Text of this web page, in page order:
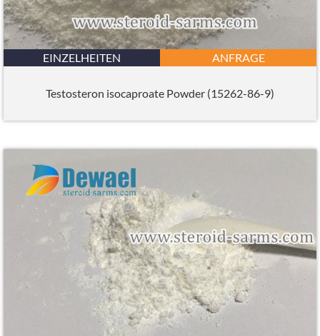
EINZELHEITEN ANFRAGE
Testosteron isocaproate Powder (15262-86-9)